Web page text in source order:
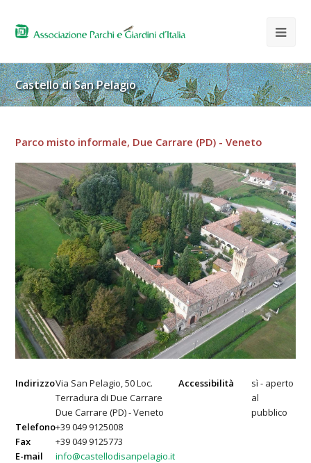
Castello di San Pelagio
Parco misto informale, Due Carrare (PD) - Veneto
IndirizzoVia San Pelagio, 50 Loc.
Terradura di Due Carrare
Due Carrare (PD) - Veneto
Accessibilità
sì - aperto
al
pubblico
Telefono+39 049 9125008
Fax
+39 049 9125773
E-mail
info@castellodisanpelagio.it